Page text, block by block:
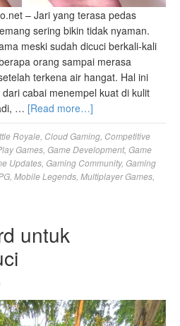
– Jari yang terasa pedas
sering bikin tidak nyaman.
meski sudah dicuci berkali-kali
orang sampai merasa
terkena air hangat. Hal ini
cabai menempel kuat di kulit
… [Read more…]
Royale Cloud Gaming Competitive
Games Game Development, Game
Updates Gaming Community, Gaming
Mobile Legends Multiplayer Games
untuk